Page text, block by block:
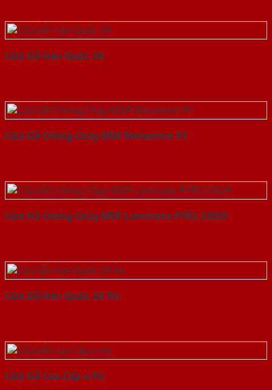
Cửa Gỗ Hàn Quốc 3A
Cửa Gỗ Chống Cháy MDF Melamine P1
Cửa Gỗ Chống Cháy MDF Laminate P1R2 23029
Cửa Gỗ Hàn Quốc 2A fix
Cửa Gỗ Cao Cấp o fix